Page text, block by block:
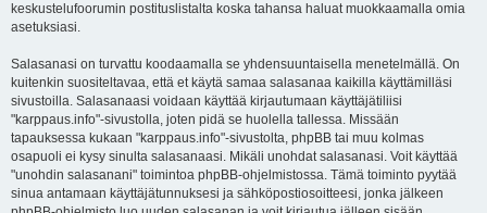
keskustelufoorumin postituslistalta koska tahansa haluat muokkaamalla omia
asetuksiasi.
Salasanasi on turvattu koodaamalla se yhdensuuntaisella menetelmällä. On
kuitenkin suositeltavaa, että et käytä samaa salasanaa kaikilla käyttämilläsi
sivustoilla. Salasanaasi voidaan käyttää kirjautumaan käyttäjätiliisi
"karppaus.info"-sivustolla, joten pidä se huolella tallessa. Missään
tapauksessa kukaan "karppaus.info"-sivustolta, phpBB tai muu kolmas
osapuoli ei kysy sinulta salasanaasi. Mikäli unohdat salasanasi. Voit käyttää
"unohdin salasanani" toimintoa phpBB-ohjelmistossa. Tämä toiminto pyytää
sinua antamaan käyttäjätunnuksesi ja sähköpostiosoitteesi, jonka jälkeen